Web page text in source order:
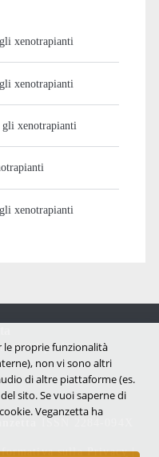
xenotrapianti
xenotrapianti
gli xenotrapianti
xenotrapianti
e antispecista
sulla Privacy|
le proprie funzionalità
non vi sono altri
di altre piattaforme (es.
sito. Se vuoi saperne di
Veganzetta ha